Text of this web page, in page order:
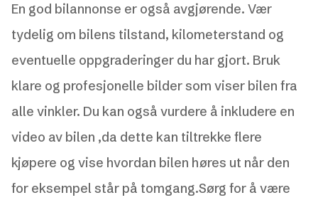
En god bilannonse er også avgjørende. Vær
tydelig om bilens tilstand, kilometerstand og
eventuelle oppgraderinger du har gjort. Bruk
klare og profesjonelle bilder som viser bilen fra
alle vinkler. Du kan også vurdere å inkludere en
video av bilen ,da dette kan tiltrekke flere
kjøpere og vise hvordan bilen høres ut når den
for eksempel står på tomgang.Sørg for å være